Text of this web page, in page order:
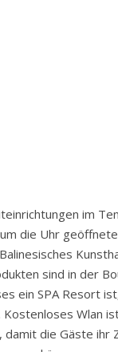
im
die Uhr
sind in der
ein SPA Resort
Wlan
damit die Gäste ihr